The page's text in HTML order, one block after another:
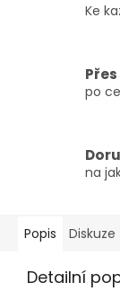
Ke
po
na
Popis Diskuze
Detailní